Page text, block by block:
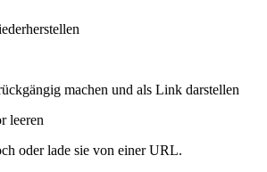
machen und als Link darstellen
leeren
oder lade sie von einer URL.